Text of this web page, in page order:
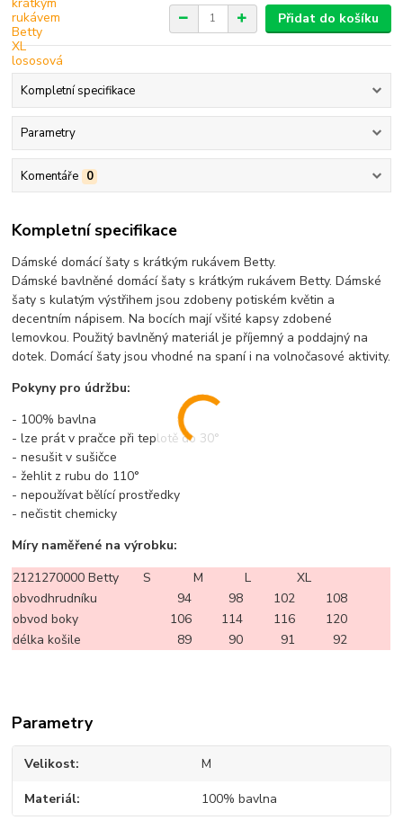
Přidat do košíku
Kompletní specifikace
Parametry
Komentáře 0
Kompletní specifikace
Dámské domácí šaty s krátkým rukávem Betty.
Dámské bavlněné domácí šaty s krátkým rukávem Betty. Dámské
šaty s kulatým výstřihem jsou zdobeny potiském květin a
decentním nápisem. Na bocích mají všité kapsy zdobené
lemovkou. Použitý bavlněný materiál je příjemný a poddajný na
dotek. Domácí šaty jsou vhodné na spaní i na volnočasové aktivity.
Pokyny pro údržbu:
- 100% bavlna
- lze prát v pračce při teplotě do 30°
- nesušit v sušičce
- žehlit z rubu do 110°
- nepoužívat bělící prostředky
- nečistit chemicky
Míry naměřené na výrobku:
2121270000 Betty
S M L
XL
obvodhrudníku
94 98 102
108
obvod boky
106 114 116
120
délka košile
89 90 91 92
Parametry
Velikost M
Materiál 100% bavlna